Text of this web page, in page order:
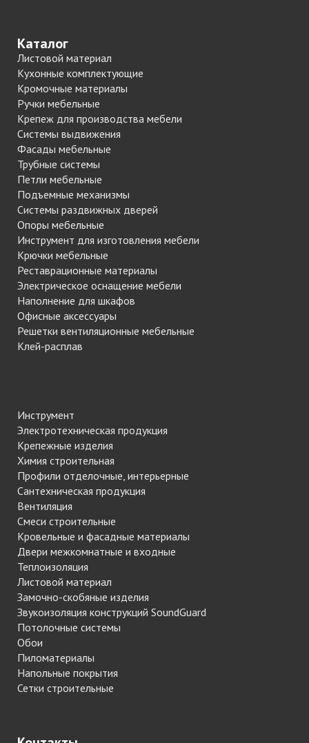
Каталог
Листовой материал
Кухонные комплектующие
Кромочные материалы
Ручки мебельные
Крепеж для производства мебели
Системы выдвижения
Фасады мебельные
Трубные системы
Петли мебельные
Подъемные механизмы
Системы раздвижных дверей
Опоры мебельные
Инструмент для изготовления мебели
Крючки мебельные
Реставрационные материалы
Электрическое оснащение мебели
Наполнение для шкафов
Офисные аксессуары
Решетки вентиляционные мебельные
Клей-расплав
Инструмент
Электротехническая продукция
Крепежные изделия
Химия строительная
Профили отделочные, интерьерные
Сантехническая продукция
Вентиляция
Смеси строительные
Кровельные и фасадные материалы
Двери межкомнатные и входные
Теплоизоляция
Листовой материал
Замочно-скобяные изделия
Звукоизоляция конструкций SoundGuard
Потолочные системы
Обои
Пиломатериалы
Напольные покрытия
Сетки строительные